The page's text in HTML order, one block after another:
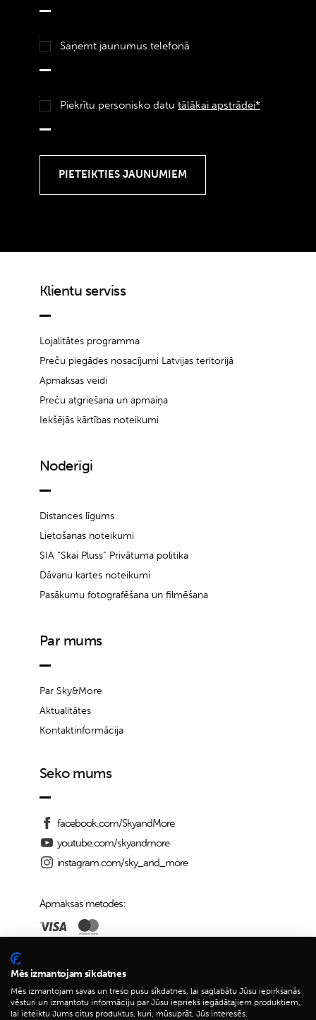
Saņemt jaunumus telefonā
Piekrītu personisko datu tālākai apstrādei*
Klientu serviss
Lojalitātes programma
Preču piegādes nosacījumi Latvijas teritorijā
Apmaksas veidi
Preču atgriešana un apmaiņa
Iekšējās kārtības noteikumi
Noderīgi
Distances līgums
Lietošanas noteikumi
SIA “Skai Pluss” Privātuma politika
Dāvanu kartes noteikumi
Pasākumu fotografēšana un filmēšana
Par mums
Par Sky&More
Aktualitātes
Kontaktinformācija
Seko mums
facebook.com/SkyandMore
youtube.com/skyandmore
instagram.com/sky_and_more
Apmaksas metodes:
Piegādes iespējas:
Mēs izmantojam sīkdatnes
Mēs izmantojam savas un trešo pušu sīkdatnes, lai saglabātu Jūsu iepirkšanās
vēsturi un izmantotu informāciju par Jūsu iepriekš iegādātajiem produktiem,
lai ieteiktu Jums citus produktus, kuri, mūsuprāt, Jūs interesēs.